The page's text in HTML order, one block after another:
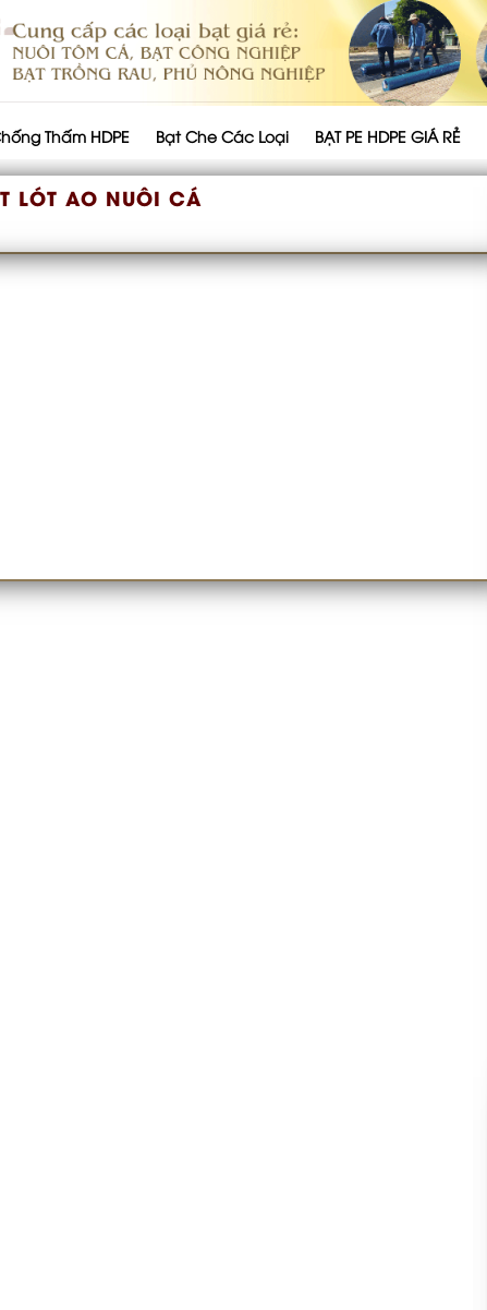
Thấm HDPE Bạt Che Các Loại BẠT PE HDPE GIÁ RẺ
LÓT AO NUÔI CÁ